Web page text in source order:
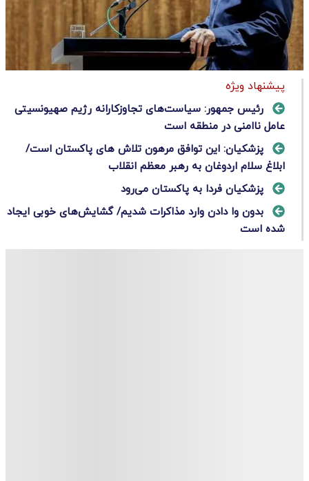
پیشنهاد ویژه
رئیس جمهور: سیاست‌های تجاوزکارانه رژیم صهیونسیتی
عامل ناامنی در منطقه است
پزشکیان: این توافق مرهون تلاش های پاکستان است/
ابلاغ سلام اردوغان به رهبر معظم انقلاب
پزشکیان فردا به پاکستان می‌رود
بدون وا دادن وارد مذاکرات شدیم/ گشایش‌های خوبی ایجاد
شده است